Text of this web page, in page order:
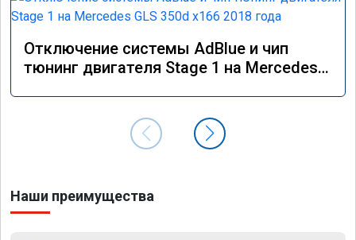
Отключение системы AdBlue и чип
тюнинг двигателя Stage 1 на Mercedes
Наши преимущества